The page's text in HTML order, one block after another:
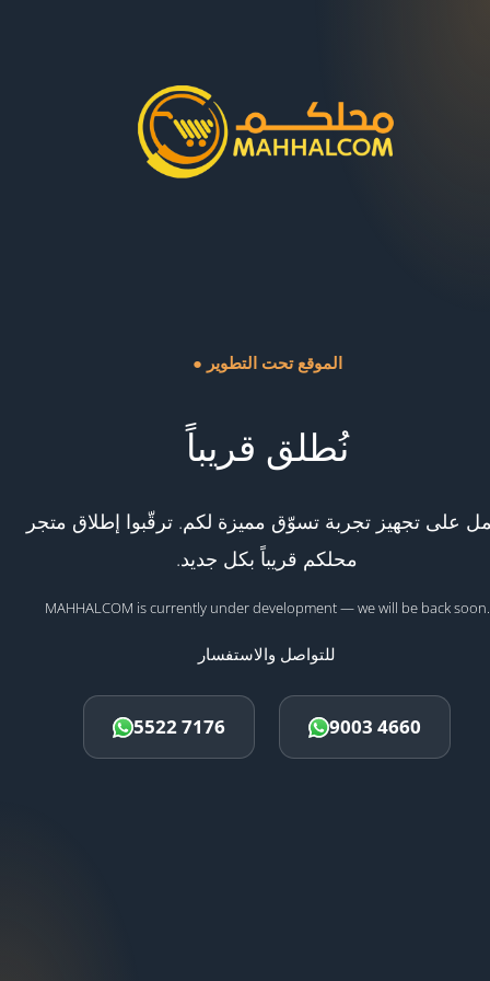
● الموقع تحت التطوير
نُطلق قريباً
على تجهيز تجربة تسوّق مميزة لكم. ترقّبوا إطلاق متجر
محلكم قريباً بكل جديد.
MAHHALCOM is currently under development — we will be back soon.
للتواصل والاستفسار
5522 7176 9003 4660